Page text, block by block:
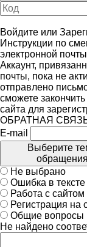
Войдите или
Инструкции по
электронной
Аккаунт,
почты, пока не
отправлено
сможете
сайта для
ОБРАТНАЯ
E-mail
Выберите
обращения
Не выбрано
Ошибка в тексте
Работа с сайтом
Регистрация на
Общие вопросы
Не найдено